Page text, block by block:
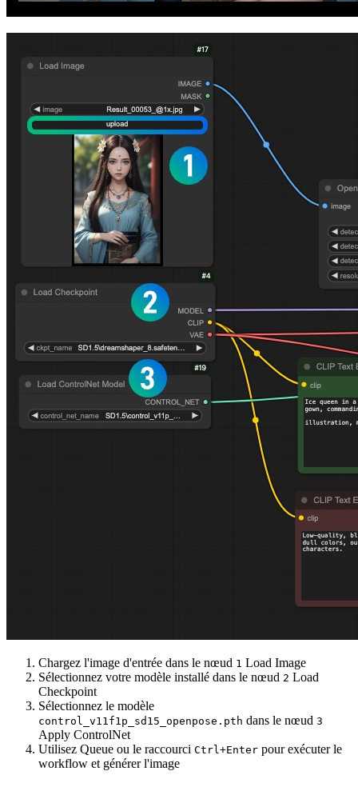
Chargez l'image d'entrée dans le nœud 1 Load Image
Sélectionnez votre modèle installé dans le nœud 2 Load
Checkpoint
Sélectionnez le modèle
control_v11f1p_sd15_openpose.pth dans le nœud 3
Apply ControlNet
Utilisez Queue ou le raccourci Ctrl+Enter pour exécuter le
workflow et générer l'image